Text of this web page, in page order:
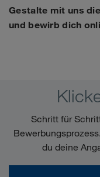
Gestalte mit uns
und bewirb dich
Schritt für
du deine